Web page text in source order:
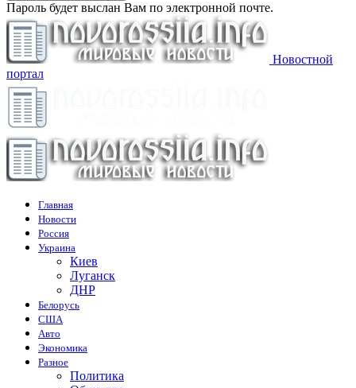
Пароль будет выслан Вам по электронной почте.
Новостной
портал
Главная
Новости
Россия
Украина
Киев
Луганск
ДНР
Белорусь
США
Авто
Экономика
Разное
Политика